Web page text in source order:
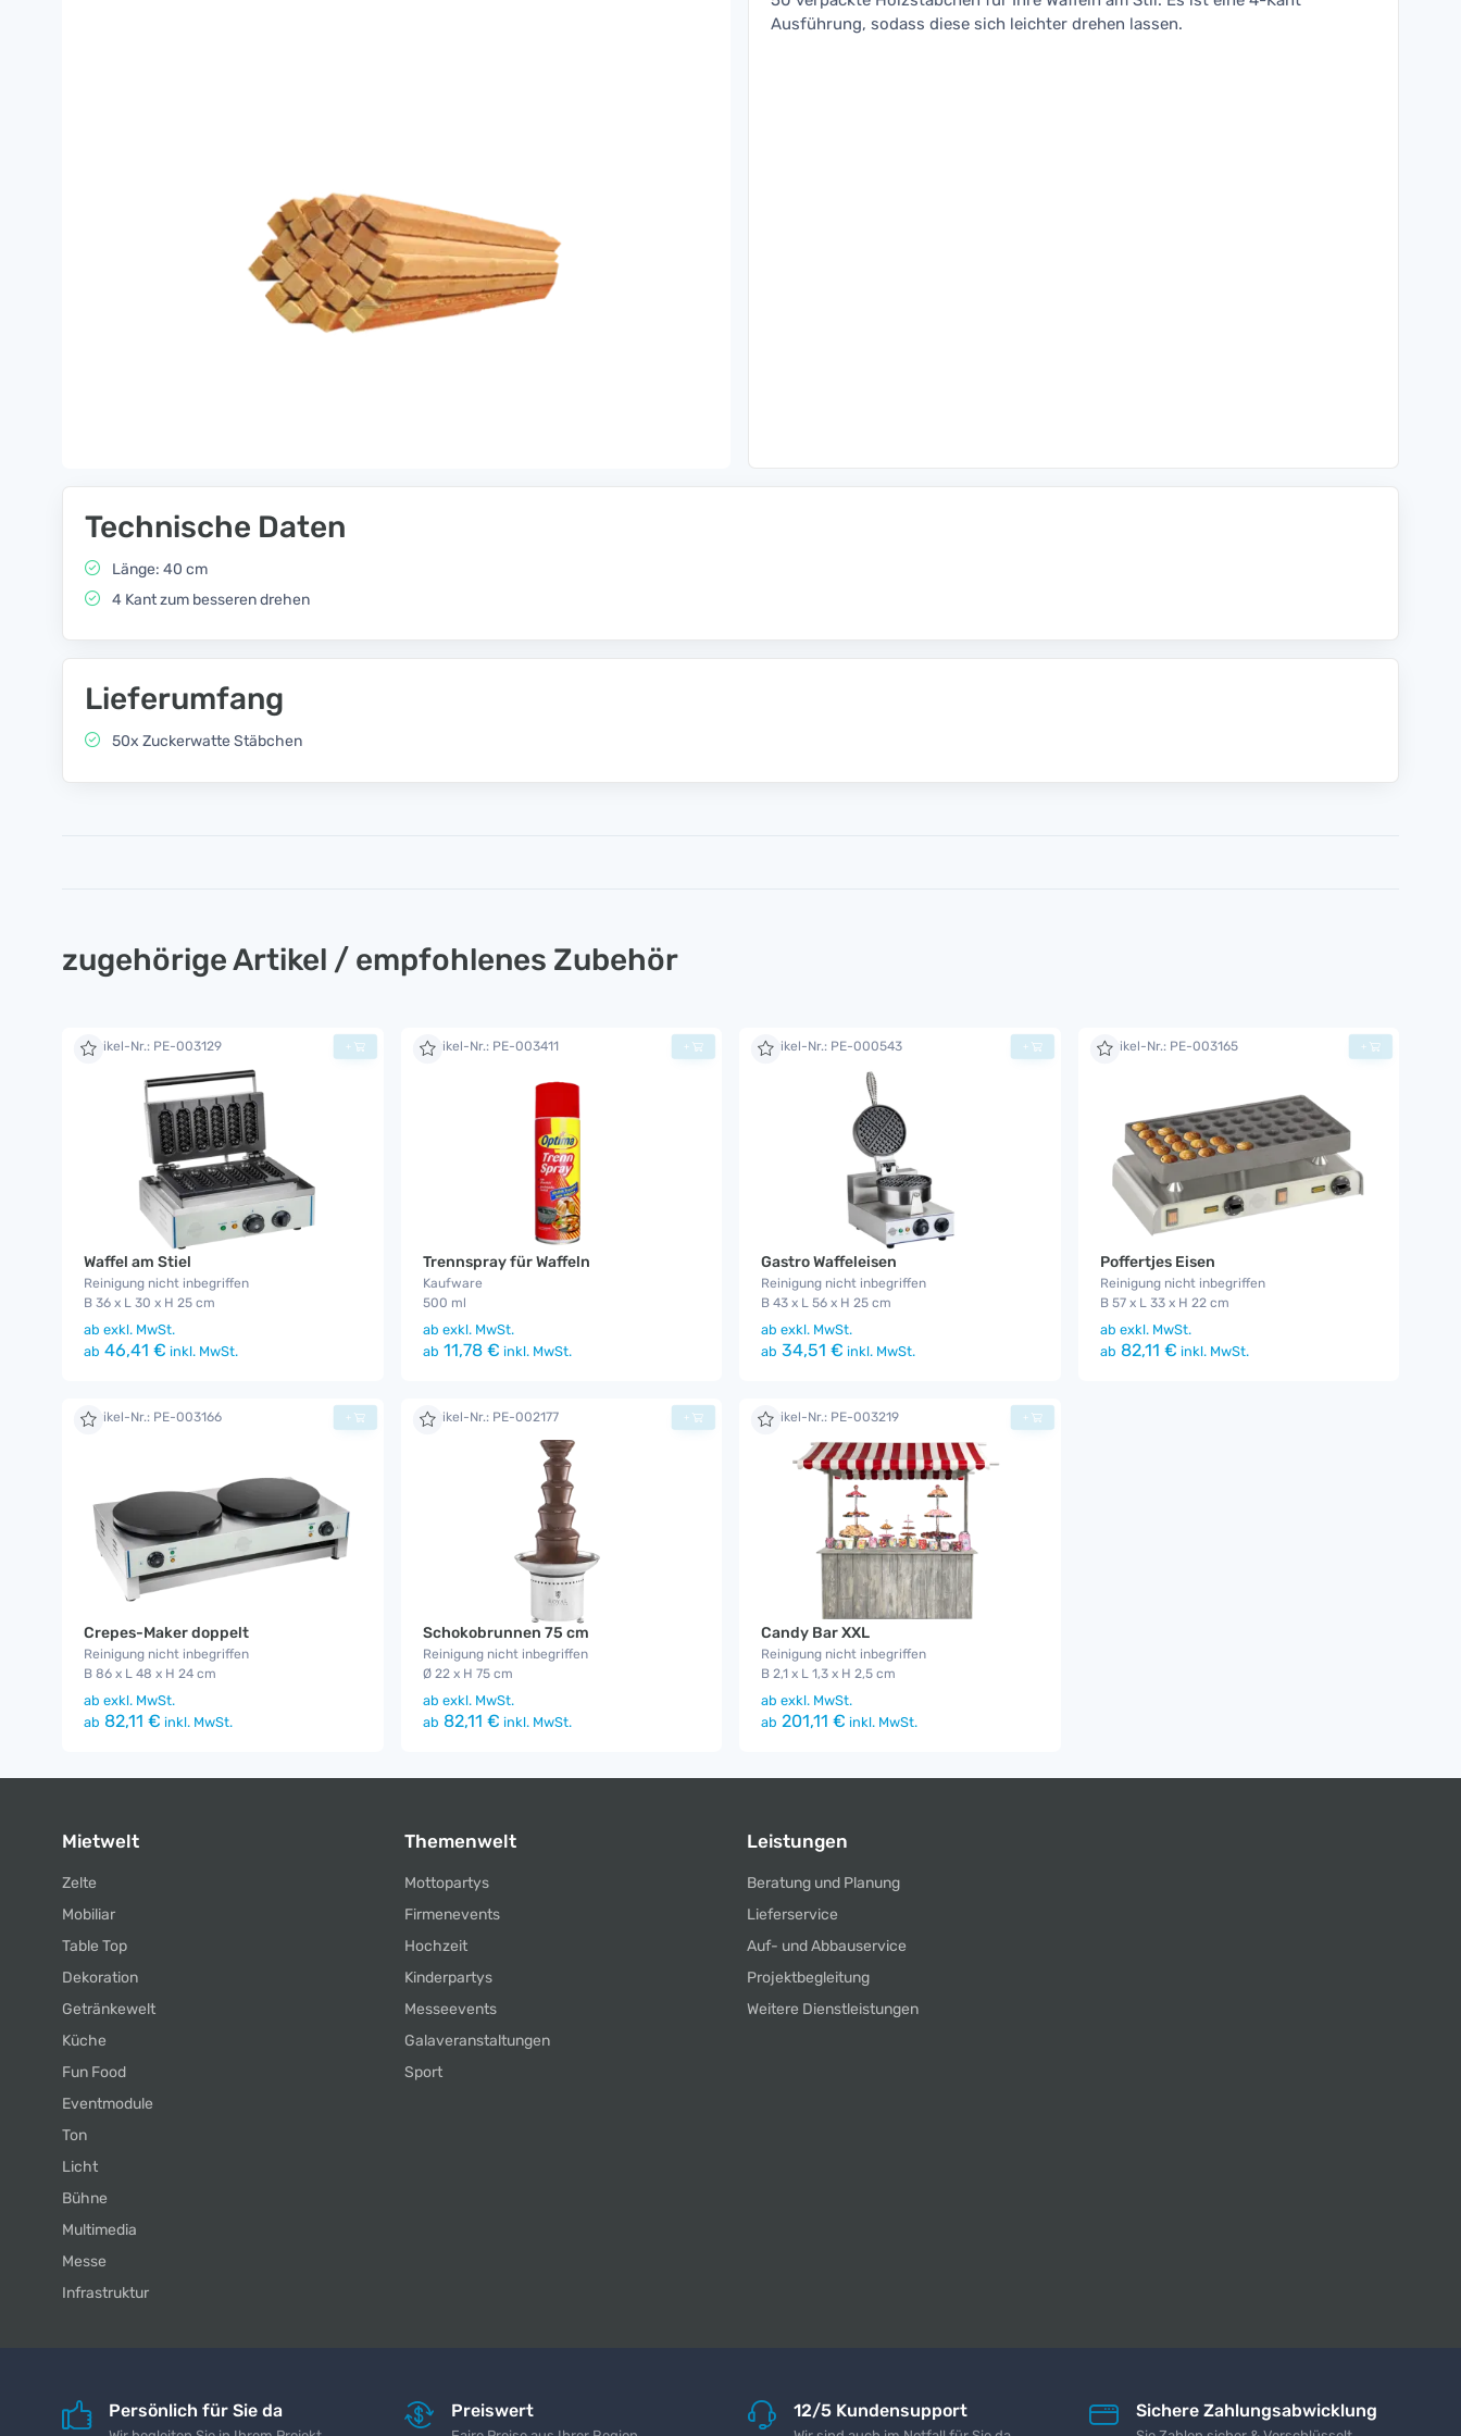
Ausführung, sodass diese sich leichter drehen lassen.
Technische Daten
Länge: 40 cm
4 Kant zum besseren drehen
Lieferumfang
50x Zuckerwatte Stäbchen
zugehörige Artikel / empfohlenes Zubehör
Artikel-Nr.: PE-003129
Waffel am Stiel
Reinigung nicht inbegriffen
B 36 x L 30 x H 25 cm
ab exkl. MwSt.
ab 46,41 € inkl. MwSt.
+ Artikel-Nr.: PE-003411
Trennspray für Waffeln
Kaufware
500 ml
ab exkl. MwSt.
ab 11,78 € inkl. MwSt.
+ Artikel-Nr.: PE-000543
Gastro Waffeleisen
Reinigung nicht inbegriffen
B 43 x L 56 x H 25 cm
ab exkl. MwSt.
ab 34,51 € inkl. MwSt.
+ Artikel-Nr.: PE-003165
Poffertjes Eisen
Reinigung nicht inbegriffen
B 57 x L 33 x H 22 cm
ab exkl. MwSt.
ab 82,11 € inkl. MwSt.
+
Artikel-Nr.: PE-003166
Crepes-Maker doppelt
Reinigung nicht inbegriffen
B 86 x L 48 x H 24 cm
ab exkl. MwSt.
ab 82,11 € inkl. MwSt.
+ Artikel-Nr.: PE-002177
Schokobrunnen 75 cm
Reinigung nicht inbegriffen
Ø 22 x H 75 cm
ab exkl. MwSt.
ab 82,11 € inkl. MwSt.
+ Artikel-Nr.: PE-003219
Candy Bar XXL
Reinigung nicht inbegriffen
B 2,1 x L 1,3 x H 2,5 cm
ab exkl. MwSt.
ab 201,11 € inkl. MwSt.
+
Mietwelt
Zelte
Mobiliar
Table Top
Dekoration
Getränkewelt
Küche
Fun Food
Eventmodule
Ton
Licht
Bühne
Multimedia
Messe
Infrastruktur
Themenwelt
Mottopartys
Firmenevents
Hochzeit
Kinderpartys
Messeevents
Galaveranstaltungen
Sport
Leistungen
Beratung und Planung
Lieferservice
Auf- und Abbauservice
Projektbegleitung
Weitere Dienstleistungen
Persönlich für Sie da Preiswert 12/5 Kundensupport Sichere Zahlungsabwicklung